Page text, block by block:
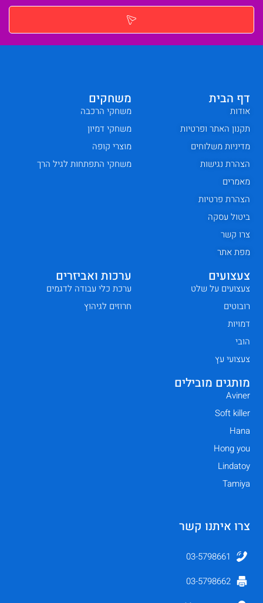
דף הבית
אודות
תקנון האתר ופרטיות
מדיניות משלוחים
הצהרת נגישות
מאמרים
הצהרת פרטיות
ביטול עסקה
צרו קשר
מפת אתר
משחקים
משחקי הרכבה
משחקי דמיון
מוצרי קופה
משחקי התפתחות לגיל הרך
צעצועים
צעצועים על שלט
רובוטים
דמויות
הובי
צעצועי עץ
ערכות ואביזרים
ערכת כלי עבודה לדגמים
חרוזים לגיהוץ
מותגים מובילים
Aviner
Soft killer
Hana
Hong you
Lindatoy
Tamiya
צרו איתנו קשר
03-5798661
03-5798662